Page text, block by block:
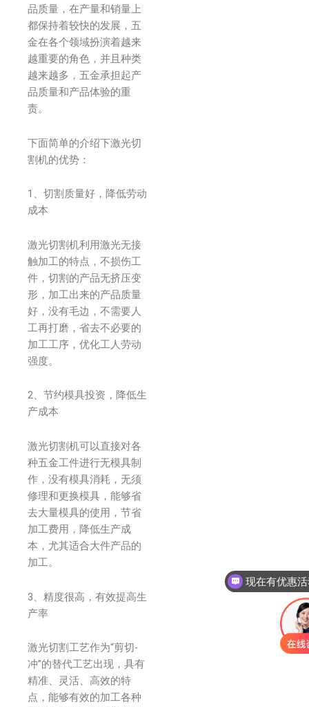
品质量，在产量和销量上
都保持着较快的发展，五
金在各个领域扮演着越来
越重要的角色，并且种类
越来越多，五金承担起产
品质量和产品体验的重
责。
下面简单的介绍下激光切
割机的优势：
1、切割质量好，降低劳动
成本
激光切割机利用激光无接
触加工的特点，不损伤工
件，切割的产品无挤压变
形，加工出来的产品质量
好，没有毛边，不需要人
工再打磨，省去不必要的
加工工序，优化工人劳动
强度。
2、节约模具投资，降低生
产成本
激光切割机可以直接对各
种五金工件进行无模具制
作，没有模具消耗，无须
修理和更换模具，能够省
去大量模具的使用，节省
加工费用，降低生产成
本，尤其适合大件产品的
加工。
3、精度很高，有效提高生
产率
激光切割工艺作为“剪切-
冲”的替代工艺出现，具有
精准、灵活、高效的特
点，能够有效的加工各种
现在有优惠